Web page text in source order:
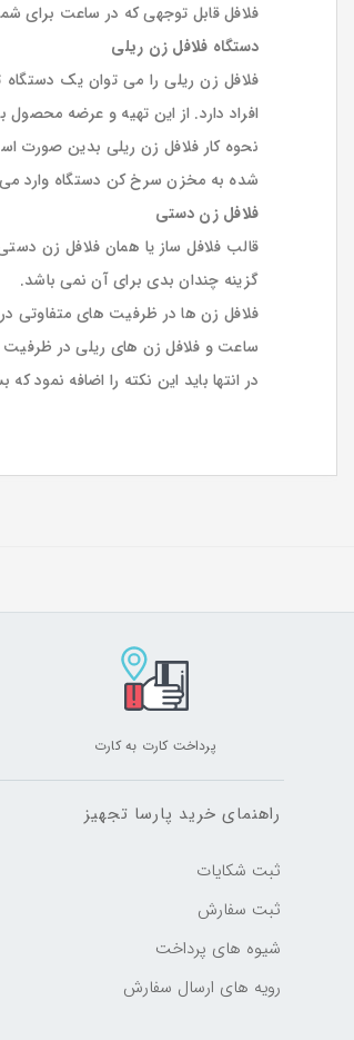
فلافل قابل توجهی که در ساعت برای
دستگاه فلافل زن ریلی
فلافل زن ریلی را می توان یک
افراد دارد. از این تهیه و عرضه
نحوه کار فلافل زن ریلی بدین صورت
شده به مخزن سرخ کن دستگاه وارد
فلافل زن دستی
قالب فلافل ساز یا همان فلافل زن
گزینه چندان بدی برای آن نمی باشد.
ساعت و فلافل زن های ریلی در ظرفیت های 1000 تا 6000 قرص فلافل در ساعت توان تهیه
در انتها باید این نکته را اضافه
پرداخت کارت به کارت
راهنمای خرید پارسا تجهیز
ثبت شکایات
ثبت سفارش
شیوه های پرداخت
رویه های ارسال سفارش